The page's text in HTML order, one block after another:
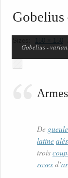
Gobelius
150 × 150
Gobelius -
De
latine
trois
rosesd’